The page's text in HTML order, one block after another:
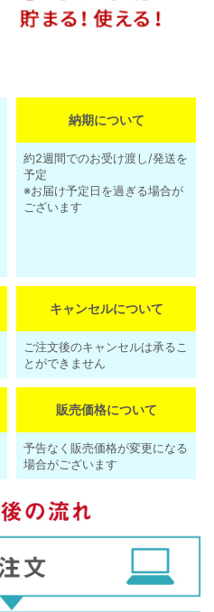
納期について
約2週間でのお受け渡し/発送を
予定
※お届け予定日を過ぎる場合が
ございます
キャンセルについて
ご注文後のキャンセルは承るこ
とができません
販売価格について
予告なく販売価格が変更になる
場合がございます